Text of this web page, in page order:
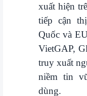
xuất hiện
tiếp cận
Quốc và
VietGAP,
truy xuất
niềm tin
dùng.